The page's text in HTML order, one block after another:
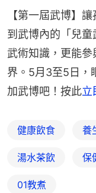
【第一屆武博】
到武博內的「兒
武術知識，更能
界。5月3至5日，
加武博吧！按此立
健康飲食 養
湯水茶飲 保
01教煮